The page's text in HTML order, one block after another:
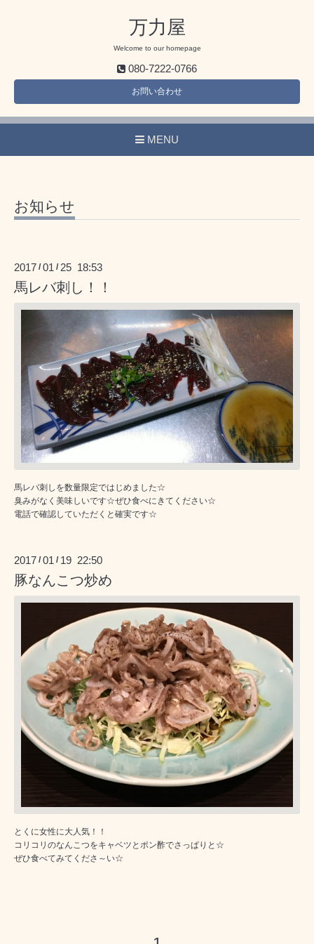
万力屋
Welcome to our homepage
080-7222-0766
お問い合わせ
MENU
お知らせ
2017 /01 / 25 18:53
馬レバ刺し！！
馬レバ刺しを数量限定ではじめました☆
臭みがなく美味しいです☆ぜひ食べにきてください☆
電話で確認していただくと確実です☆
2017 /01 / 19 22:50
豚なんこつ炒め
とくに女性に大人気！！
コリコリのなんこつをキャベツとポン酢でさっぱりと☆
ぜひ食べてみてくださ～い☆